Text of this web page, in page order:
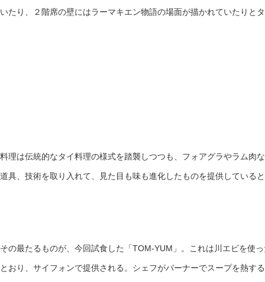
いたり、２階席の壁にはラーマキエン物語の場面が描かれていたりと
料理は伝統的なタイ料理の様式を踏襲しつつも、フォアグラやラム肉
道具、技術を取り入れて、見た目も味も進化したものを提供している
その最たるものが、今回試食した「TOM-YUM」。これは川エビを使
とおり、サイフォンで提供される。シェフがバーナーでスープを熱す